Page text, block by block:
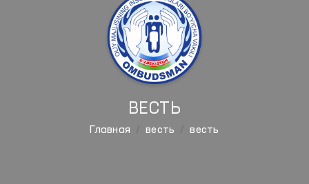
ВЕСТЬ
Главная весть весть